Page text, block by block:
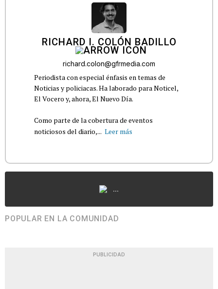
RICHARD I. COLÓN BADILLO
richard.colon@gfrmedia.com
Periodista con especial énfasis en temas de
Noticias y policiacas. Ha laborado para Noticel,
El Vocero y, ahora, El Nuevo Día.
Como parte de la cobertura de eventos
noticiosos del diario,... Leer más
...
POPULAR EN LA COMUNIDAD
PUBLICIDAD